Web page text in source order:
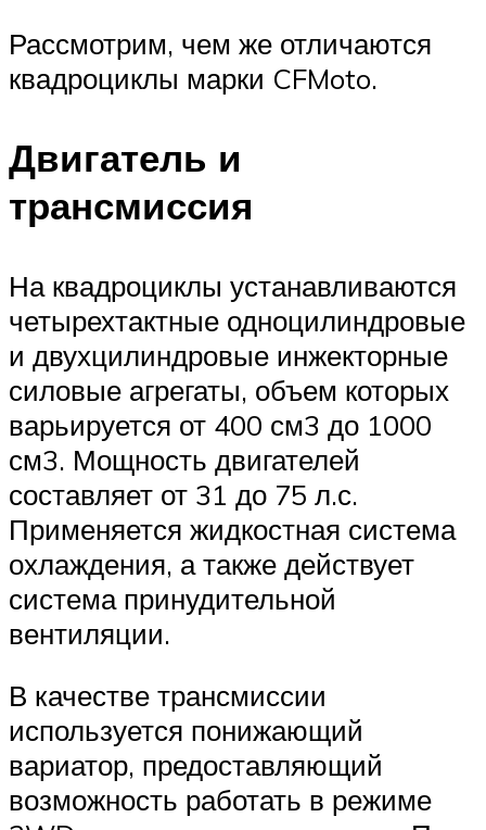
Рассмотрим, чем же отличаются
квадроциклы марки CFMoto.
Двигатель и
трансмиссия
На квадроциклы устанавливаются
четырехтактные одноцилиндровые
и двухцилиндровые инжекторные
силовые агрегаты, объем которых
варьируется от 400 см3 до 1000
см3. Мощность двигателей
составляет от 31 до 75 л.с.
Применяется жидкостная система
охлаждения, а также действует
система принудительной
вентиляции.
В качестве трансмиссии
используется понижающий
вариатор, предоставляющий
возможность работать в режиме